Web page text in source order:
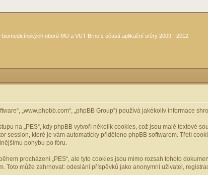
biomedicínských oborů MU a VUT Brno s účastí aplikační sféry 2009 - 2012
„www.phpbb.com“, „phpBB Group“) používá jakékoliv informace
na „PES“, kdy phpBB vytvoří několik cookies, což jsou malé textové
session, které je vám automaticky přiděleno phpBB softwarem. Třetí
pohybu po fóru.
procházení „PES“, ale tyto cookies jsou mimo rozsah tohoto
může zahrnovat: odeslání příspěvků jako anonymní uživatel,